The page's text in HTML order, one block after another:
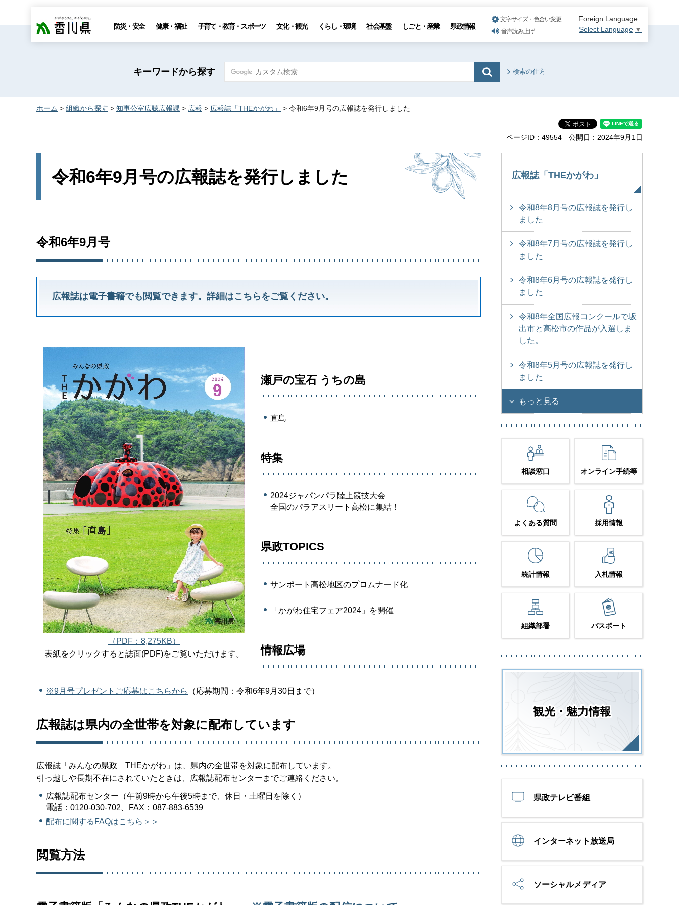
香川県 防災・安全 健康・福祉 子育て・教育・スポーツ 文化・観光 くらし・環境 社会基盤 しごと・産業 県政情報
文字サイズ・色合い変更
音声読み上げ
Foreign Language
Select Language ▼
キーワードから探す 検索の仕方
ホーム > 組織から探す > 知事公室広聴広報課 > 広報 > 広報誌「THEかがわ」 > 令和6年9月号の広報誌を発行しました
ページID：49554 公開日：2024年9月1日
令和6年9月号の広報誌を発行しました
令和6年9月号
広報誌は電子書籍でも閲覧できます。詳細はこちらをご覧ください。
（PDF：8,275KB）
表紙をクリックすると誌面(PDF)をご覧いただけます。
瀬戸の宝石 うちの島
直島
特集
2024ジャパンパラ陸上競技大会
全国のパラアスリート高松に集結！
県政TOPICS
サンポート高松地区のプロムナード化
「かがわ住宅フェア2024」を開催
情報広場
※9月号プレゼントご応募はこちらから （応募期間：令和6年9月30日まで）
広報誌は県内の全世帯を対象に配布しています
広報誌「みんなの県政 THEかがわ」は、県内の全世帯を対象に配布しています。
引っ越しや長期不在にされていたときは、広報誌配布センターまでご連絡ください。
広報誌配布センター（午前9時から午後5時まで、休日・土曜日を除く）
電話：0120-030-702、FAX：087-883-6539
配布に関するFAQはこちら＞＞
閲覧方法
広報誌「THEかがわ」
令和8年8月号の広報誌を発行し
ました
令和8年7月号の広報誌を発行し
ました
令和8年6月号の広報誌を発行し
ました
令和8年全国広報コンクールで坂
出市と高松市の作品が入選しま
した。
令和8年5月号の広報誌を発行し
ました
もっと見る
相談窓口 オンライン手続等
よくある質問 採用情報
統計情報 入札情報
組織部署 パスポート
観光・魅力情報
県政テレビ番組
インターネット放送局
ソーシャルメディア